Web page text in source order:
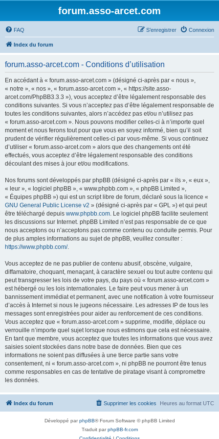
forum.asso-arcet.com
FAQ Connexion
S’enregistrer
Index du forum
forum.asso-arcet.com - Conditions d’utilisation
En accédant à « forum.asso-arcet.com » (désigné ci-après par « nous »,
« notre », « nos », « forum.asso-arcet.com », « https://site.asso-
arcet.com/PhpBB3.3.3 »), vous acceptez d’être légalement responsable des
conditions suivantes. Si vous n’acceptez pas d’être légalement responsable de
toutes les conditions suivantes, alors n’accédez pas et/ou n’utilisez pas
« forum.asso-arcet.com ». Nous pouvons modifier celles-ci à n’importe quel
moment et nous ferons tout pour que vous en soyez informé, bien qu’il soit
prudent de vérifier régulièrement celles-ci par vous-même. Si vous continuez
d’utiliser « forum.asso-arcet.com » alors que des changements ont été
effectués, vous acceptez d’être légalement responsable des conditions
découlant des mises à jour et/ou modifications.
Nos forums sont développés par phpBB (désigné ci-après par « ils », « eux »,
« leur », « logiciel phpBB », « www.phpbb.com », « phpBB Limited »,
« Équipes phpBB ») qui est un script libre de forum, déclaré sous la licence «
GNU General Public License v2 » (désigné ci-après par « GPL ») et qui peut
être téléchargé depuis www.phpbb.com. Le logiciel phpBB facilite seulement
les discussions sur Internet. phpBB Limited n’est pas responsable de ce que
nous acceptons ou n’acceptons pas comme contenu ou conduite permis. Pour
de plus amples informations au sujet de phpBB, veuillez consulter :
https://www.phpbb.com/.
Vous acceptez de ne pas publier de contenu abusif, obscène, vulgaire,
diffamatoire, choquant, menaçant, à caractère sexuel ou tout autre contenu qui
peut transgresser les lois de votre pays, du pays où « forum.asso-arcet.com »
est hébergé ou les lois internationales. Le faire peut vous mener à un
bannissement immédiat et permanent, avec une notification à votre fournisseur
d’accès à Internet si nous le jugeons nécessaire. Les adresses IP de tous les
messages sont enregistrées pour aider au renforcement de ces conditions.
Vous acceptez que « forum.asso-arcet.com » supprime, modifie, déplace ou
verrouille n’importe quel sujet lorsque nous estimons que cela est nécessaire.
En tant que membre, vous acceptez que toutes les informations que vous avez
saisies soient stockées dans notre base de données. Bien que ces
informations ne soient pas diffusées à une tierce partie sans votre
consentement, ni « forum.asso-arcet.com », ni phpBB ne pourront être tenus
comme responsables en cas de tentative de piratage visant à compromettre
les données.
Index du forum Heures au format UTC
Supprimer les cookies
Développé parphpBB® Forum Software © phpBB Limited
Traduit parphpBB-fr.com